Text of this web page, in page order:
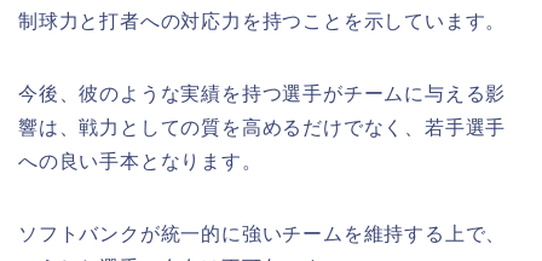
制球力と打者への対応力を持つことを示しています。
今後、彼のような実績を持つ選手がチームに与える影
響は、戦力としての質を高めるだけでなく、若手選手
への良い手本となります。
ソフトバンクが統一的に強いチームを維持する上で、